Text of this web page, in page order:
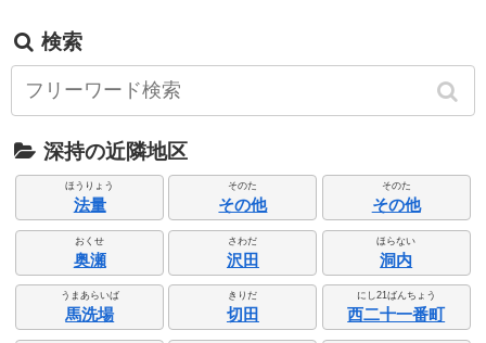
検索
深持の近隣地区
ほうりょう
法量
そのた
その他
そのた
その他
おくせ
奥瀬
さわだ
沢田
ほらない
洞内
うまあらいば
馬洗場
きりだ
切田
にし21ばんちょう
西二十一番町